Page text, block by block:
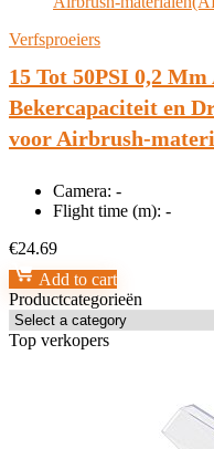
Verfsproeiers
15 Tot 50PSI 0,2
Bekercapaciteit en
voor Airbrush-
Camera: -
Flight time (m): -
€24.69
Add to cart
Productcategorieën
Top verkopers